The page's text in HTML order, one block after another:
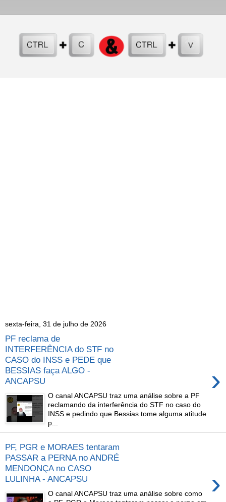
sexta-feira, 31 de julho de 2026
PF reclama de
INTERFERÊNCIA do STF no
CASO do INSS e PEDE que
BESSIAS faça ALGO -
ANCAPSU
›
O canal ANCAPSU traz uma análise sobre a PF
reclamando da interferência do STF no caso do
INSS e pedindo que Bessias tome alguma atitude
p...
PF, PGR e MORAES tentaram
PASSAR a PERNA no ANDRÉ
MENDONÇA no CASO
LULINHA - ANCAPSU
›
O canal ANCAPSU traz uma análise sobre como